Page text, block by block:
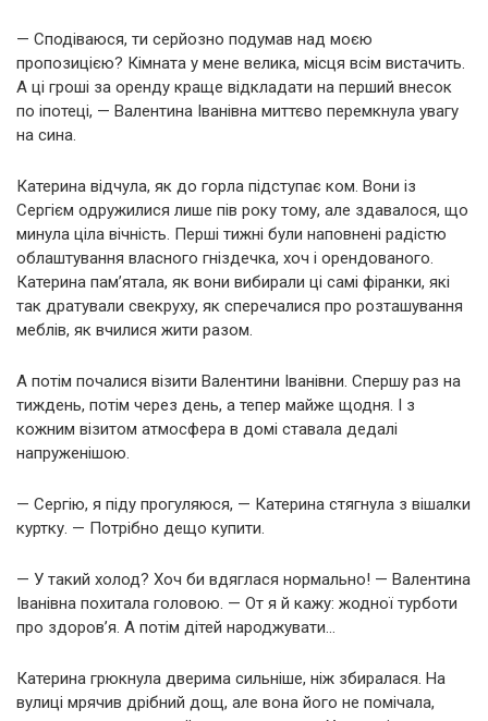
— Сподіваюся, ти серйозно подумав над моєю
пропозицією? Кімната у мене велика, місця всім вистачить.
А ці гроші за оренду краще відкладати на перший внесок
по іпотеці, — Валентина Іванівна миттєво перемкнула увагу
на сина.
Катерина відчула, як до горла підступає ком. Вони із
Сергієм одружилися лише пів року тому, але здавалося, що
минула ціла вічність. Перші тижні були наповнені радістю
облаштування власного гніздечка, хоч і орендованого.
Катерина пам’ятала, як вони вибирали ці самі фіранки, які
так дратували свекруху, як сперечалися про розташування
меблів, як вчилися жити разом.
А потім почалися візити Валентини Іванівни. Спершу раз на
тиждень, потім через день, а тепер майже щодня. І з
кожним візитом атмосфера в домі ставала дедалі
напруженішою.
— Сергію, я піду прогуляюся, — Катерина стягнула з вішалки
куртку. — Потрібно дещо купити.
— У такий холод? Хоч би вдяглася нормально! — Валентина
Іванівна похитала головою. — От я й кажу: жодної турботи
про здоров’я. А потім дітей народжувати…
Катерина грюкнула дверима сильніше, ніж збиралася. На
вулиці мрячив дрібний дощ, але вона його не помічала,